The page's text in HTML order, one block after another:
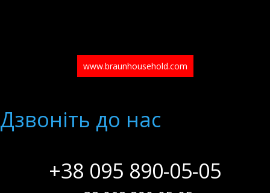
www.braunhousehold.com
Дзвонiть до нас
+38 095 890-05-05